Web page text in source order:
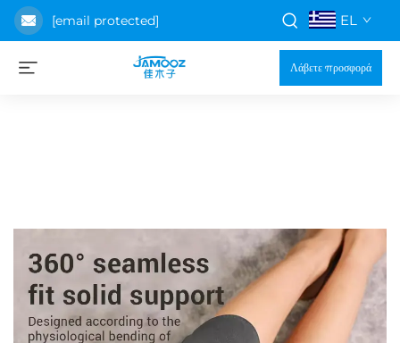
[email protected] EL
Λάβετε προσφορά